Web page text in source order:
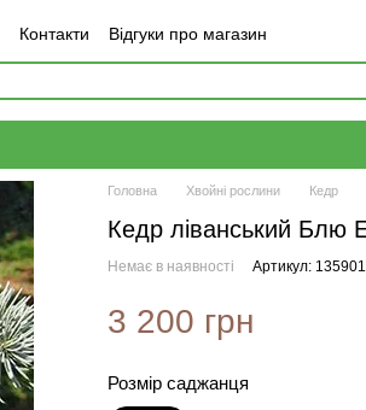
Контакти Відгуки про магазин
Головна Хвойні рослини Кедр
Кедр ліванський Блю
Немає в наявності Артикул:
3 200 грн
Розмір саджанця